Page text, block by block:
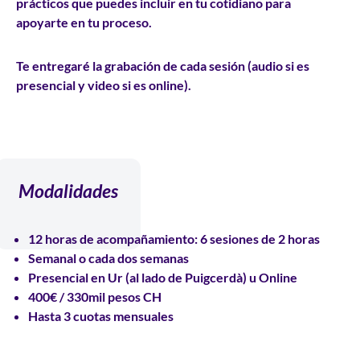
prácticos que puedes incluir en tu cotidiano para
apoyarte en tu proceso.
Te entregaré lagrabaciónde cada sesión (audio si es
presencial y video si es online).
Modalidades
12 horasde acompañamiento:6 sesionesde 2 horas
Semanal o cada dos semanas
Presencialen Ur (al lado de Puigcerdà) u Online
400€/ 330mil pesos CH
Hasta3 cuotas mensuales